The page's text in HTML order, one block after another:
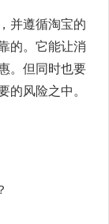
并遵循淘宝的
的。它能让消
。但同时也要
的风险之中。